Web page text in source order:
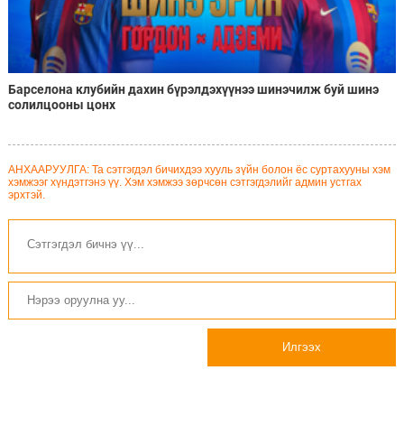
Барселона клубийн дахин бүрэлдэхүүнээ шинэчилж буй шинэ
солилцооны цонх
АНХААРУУЛГА: Та сэтгэгдэл бичихдээ хууль зүйн болон ёс суртахууны хэм
хэмжээг хүндэтгэнэ үү. Хэм хэмжээ зөрчсөн сэтгэгдэлийг админ устгах
эрхтэй.
Илгээх